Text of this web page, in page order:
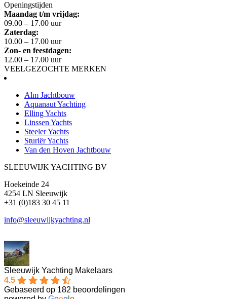
Openingstijden
Maandag t/m vrijdag:
09.00 – 17.00 uur
Zaterdag:
10.00 – 17.00 uur
Zon- en feestdagen:
12.00 – 17.00 uur
VEELGEZOCHTE MERKEN
Alm Jachtbouw
Aquanaut Yachting
Elling Yachts
Linssen Yachts
Steeler Yachts
Sturiër Yachts
Van den Hoven Jachtbouw
SLEEUWIJK YACHTING BV
Hoekeinde 24
4254 LN Sleeuwijk
+31 (0)183 30 45 11
info@sleeuwijkyachting.nl
Sleeuwijk Yachting Makelaars
4.5
Gebaseerd op 182 beoordelingen